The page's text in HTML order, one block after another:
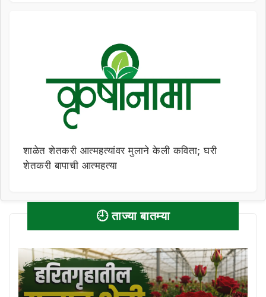
शाळेत शेतकरी आत्महत्यांवर मुलाने केली कविता; घरी
शेतकरी बापाची आत्महत्या
🕘 ताज्या बातम्या